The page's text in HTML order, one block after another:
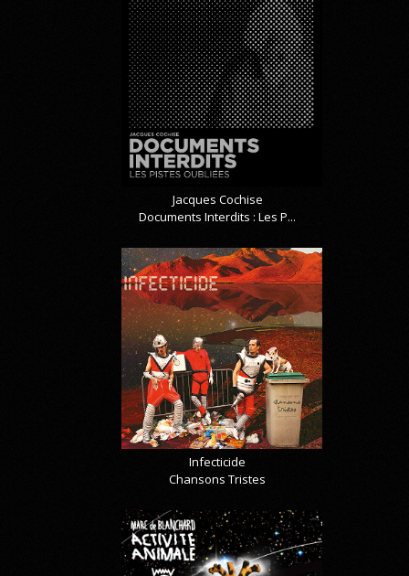
Jacques Cochise
Documents Interdits : Les P...
Infecticide
Chansons Tristes